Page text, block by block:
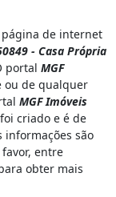
de internet
- Casa Própria
portal MGF
ou de qualquer
MGF Imóveis
criado e é de
informações são
favor, entre
obter mais